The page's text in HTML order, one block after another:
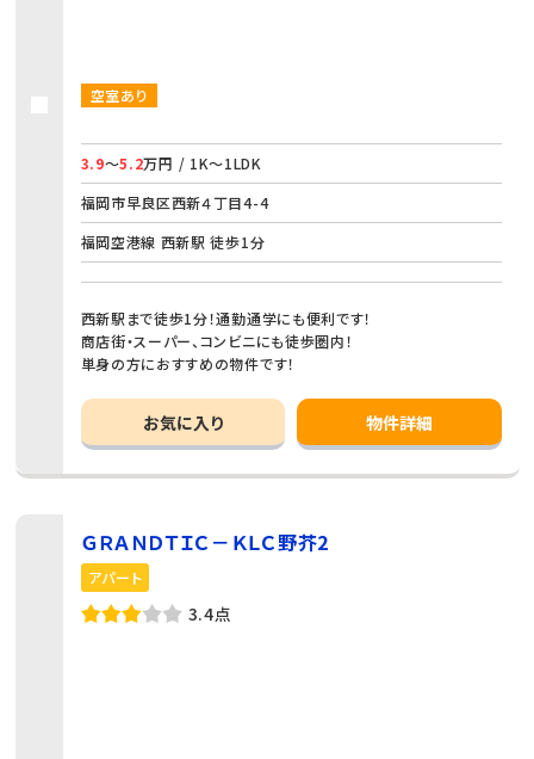
空室あり
3.9～5.2万円 / 1K～1LDK
福岡市早良区西新４丁目4-4
福岡空港線 西新駅 徒歩1分
西新駅まで徒歩1分！通勤通学にも便利です！
商店街・スーパー、コンビニにも徒歩圏内！
単身の方におすすめの物件です！
お気に入り 物件詳細
ＧＲＡＮＤＴＩＣ－ＫＬＣ野芥2
アパート
3.4点